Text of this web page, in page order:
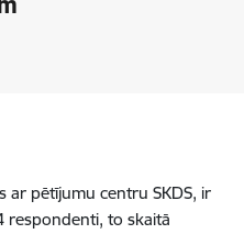
ar pētījumu centru SKDS, ir
respondenti, to skaitā